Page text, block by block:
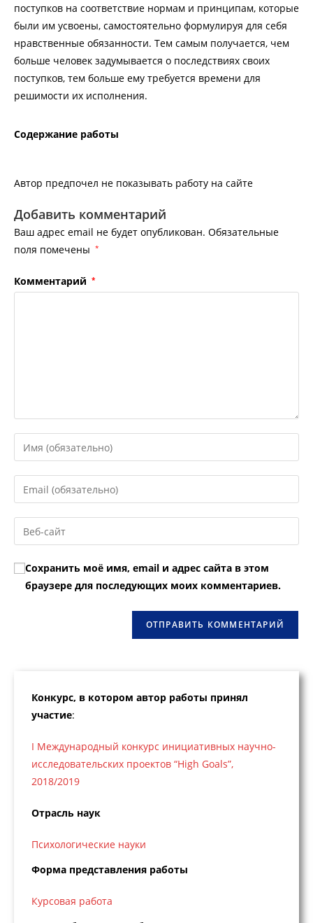
поступков на соответствие нормам и принципам, которые
были им усвоены, самостоятельно формулируя для себя
нравственные обязанности. Тем самым получается, чем
больше человек задумывается о последствиях своих
поступков, тем больше ему требуется времени для
решимости их исполнения.
Содержание работы
Автор предпочел не показывать работу на сайте
Добавить комментарий
Ваш адрес email не будет опубликован. Обязательные
поля помечены *
Комментарий *
Введите
свое
имя
или
пользователя,
чтобы
прокомментировать
Введите
свой
email-
адрес,
прокомментировать
Введите
URL
вашего
веб-
сайта
Сохранить моё имя, email и адрес сайта в этом
браузере для последующих моих комментариев.
Конкурс, в котором автор работы принял
участие:
I Международный конкурс инициативных научно-
исследовательских проектов “High Goals”,
2018/2019
Отрасль наук
Психологические науки
Форма представления работы
Курсовая работа